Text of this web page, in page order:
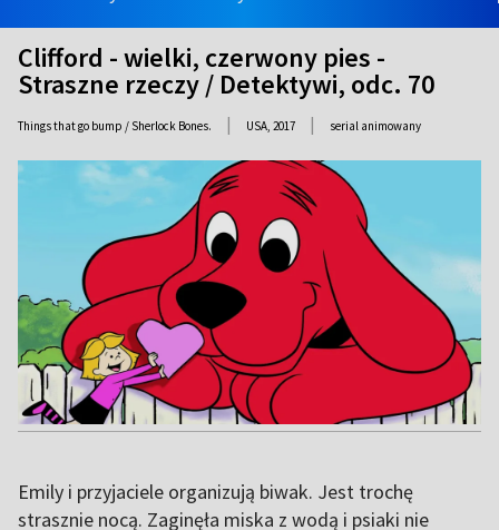
Clifford - wielki, czerwony pies -
Straszne rzeczy / Detektywi, odc. 70
Things that go bump / Sherlock Bones. | USA, 2017 | serial animowany
Emily i przyjaciele organizują biwak. Jest trochę
strasznie nocą. Zaginęła miska z wodą i psiaki nie